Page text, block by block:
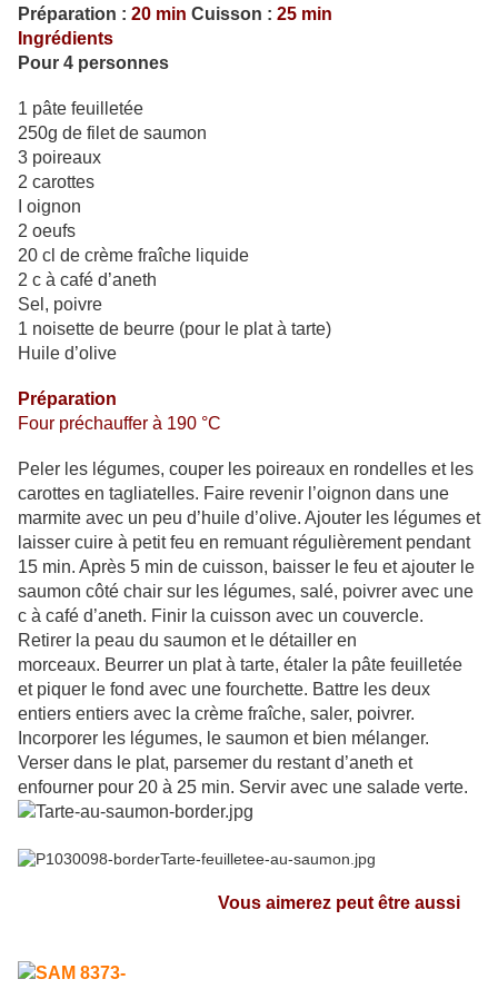
Préparation : 20 min Cuisson : 25 min
Ingrédients
Pour 4 personnes
1 pâte feuilletée
250g de filet de saumon
3 poireaux
2 carottes
I oignon
2 oeufs
20 cl de crème fraîche liquide
2 c à café d’aneth
Sel, poivre
1 noisette de beurre (pour le plat à tarte)
Huile d’olive
Préparation
Four préchauffer à 190 °C
Peler les légumes, couper les poireaux en rondelles et les
carottes en tagliatelles. Faire revenir l’oignon dans une
marmite avec un peu d’huile d’olive. Ajouter les légumes et
laisser cuire à petit feu en remuant régulièrement pendant
15 min. Après 5 min de cuisson, baisser le feu et ajouter le
saumon côté chair sur les légumes, salé, poivrer avec une
c à café d’aneth. Finir la cuisson avec un couvercle.
Retirer la peau du saumon et le détailler en
morceaux. Beurrer un plat à tarte, étaler la pâte feuilletée
et piquer le fond avec une fourchette. Battre les deux
entiers entiers avec la crème fraîche, saler, poivrer.
Incorporer les légumes, le saumon et bien mélanger.
Verser dans le plat, parsemer du restant d’aneth et
enfourner pour 20 à 25 min. Servir avec une salade verte.
Vous aimerez peut être aussi